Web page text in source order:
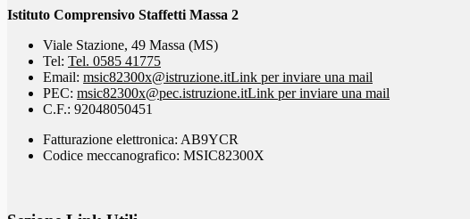
Istituto Comprensivo Staffetti Massa 2
Viale Stazione, 49 Massa (MS)
Tel: Tel. 0585 41775
Email: msic82300x@istruzione.itLink per inviare una mail
PEC: msic82300x@pec.istruzione.itLink per inviare una mail
C.F.: 92048050451
Fatturazione elettronica: AB9YCR
Codice meccanografico: MSIC82300X